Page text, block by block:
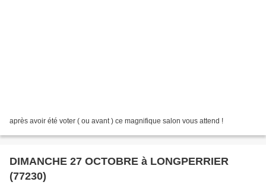
après avoir été voter ( ou avant ) ce magnifique salon vous attend !
DIMANCHE 27 OCTOBRE à LONGPERRIER
(77230)